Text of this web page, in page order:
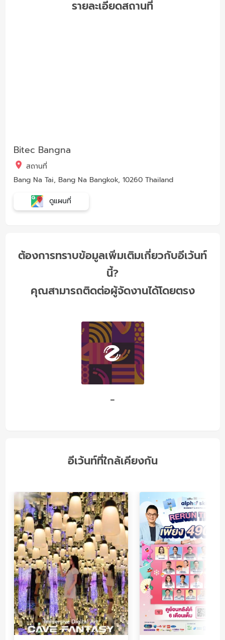
รายละเอียดสถานที่
Bitec Bangna
สถานที่
Bang Na Tai, Bang Na Bangkok, 10260 Thailand
ดูแผนที่
ต้องการทราบข้อมูลเพิ่มเติมเกี่ยวกับอีเว้นท์
นี้?
คุณสามารถติดต่อผู้จัดงานได้โดยตรง
-
อีเว้นท์ที่ใกล้เคียงกัน